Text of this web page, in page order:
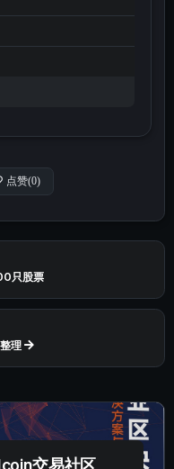
点赞(0)
只股票
理
交易社区